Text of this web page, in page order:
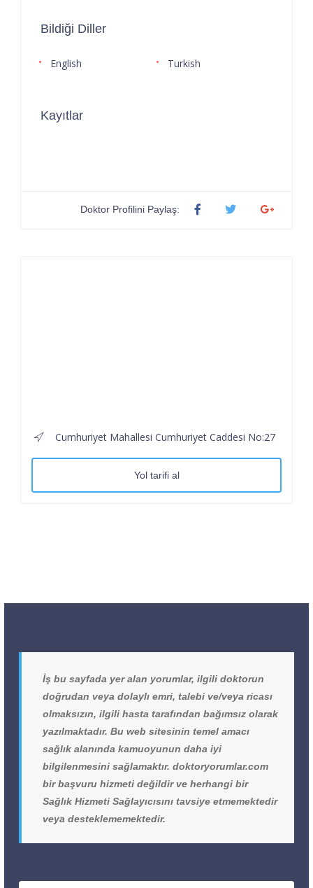
Bildiği Diller
English Turkish
Kayıtlar
Doktor Profilini Paylaş:
Cumhuriyet Mahallesi Cumhuriyet Caddesi No:27
Yol tarifi al
İş bu sayfada yer alan yorumlar, ilgili doktorun
doğrudan veya dolaylı emri, talebi ve/veya ricası
olmaksızın, ilgili hasta tarafından bağımsız olarak
yazılmaktadır. Bu web sitesinin temel amacı
sağlık alanında kamuoyunun daha iyi
bilgilenmesini sağlamaktır. doktoryorumlar.com
bir başvuru hizmeti değildir ve herhangi bir
Sağlık Hizmeti Sağlayıcısını tavsiye etmemektedir
veya desteklememektedir.